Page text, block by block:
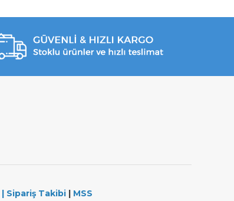
| Sipariş Takibi | MSS